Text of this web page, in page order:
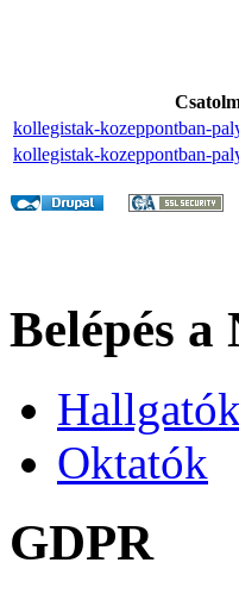
kollegistak-kozeppontban-
kollegistak-kozeppontban-
Belépés a
Hallgatók
Oktatók
GDPR